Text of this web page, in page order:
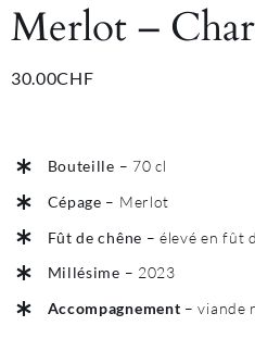
Merlot –
30.00CHF
Bouteille – 70 cl
Cépage – Merlot
Fût de chêne – élevé en fût
Millésime – 2023
Accompagnement – viande